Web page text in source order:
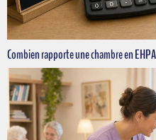
Combien rapporte une chambre en